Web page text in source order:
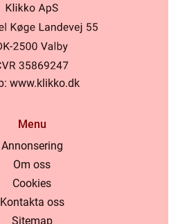
www.klikko.dk
Menu
Annonsering
Om oss
Cookies
Kontakta oss
Sitemap